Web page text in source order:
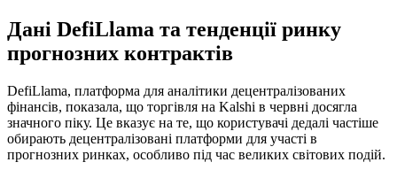
Дані DefiLlama та тенденції ринку
прогнозних контрактів
DefiLlama, платформа для аналітики децентралізованих
фінансів, показала, що торгівля на Kalshi в червні досягла
значного піку. Це вказує на те, що користувачі дедалі частіше
обирають децентралізовані платформи для участі в
прогнозних ринках, особливо під час великих світових подій.